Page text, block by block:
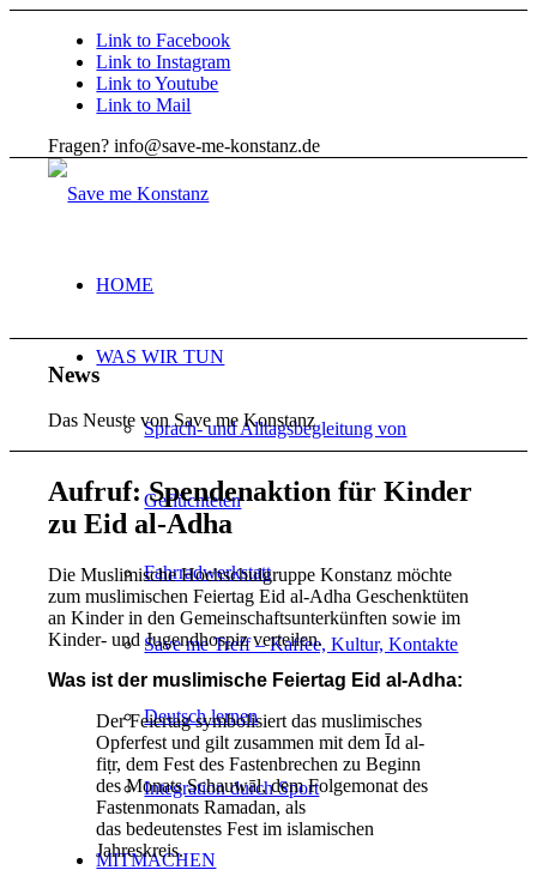
Link to Facebook
Link to Instagram
Link to Youtube
Link to Mail
Fragen? info@save-me-konstanz.de
HOME
WAS WIR TUN
Sprach- und Alltagsbegleitung von
Geflüchteten
Fahrradwerkstatt
Save me Treff – Kaffee, Kultur, Kontakte
Deutsch lernen
Integration durch Sport
MITMACHEN
News
Das Neuste von Save me Konstanz
Aufruf: Spendenaktion für Kinder
zu Eid al-Adha
Die Muslimische Hochschulgruppe Konstanz möchte
zum muslimischen Feiertag Eid al-Adha Geschenktüten
an Kinder in den Gemeinschaftsunterkünften sowie im
Kinder- und Jugendhospiz verteilen.
Was ist der muslimische Feiertag Eid al-Adha:
Der Feiertag symbolisiert das muslimisches
Opferfest und gilt zusammen mit dem Īd al-
fiṭr, dem Fest des Fastenbrechen zu Beginn
des Monats Schauwāl, dem Folgemonat des
Fastenmonats Ramadan, als
das bedeutenstes Fest im islamischen
Jahreskreis.